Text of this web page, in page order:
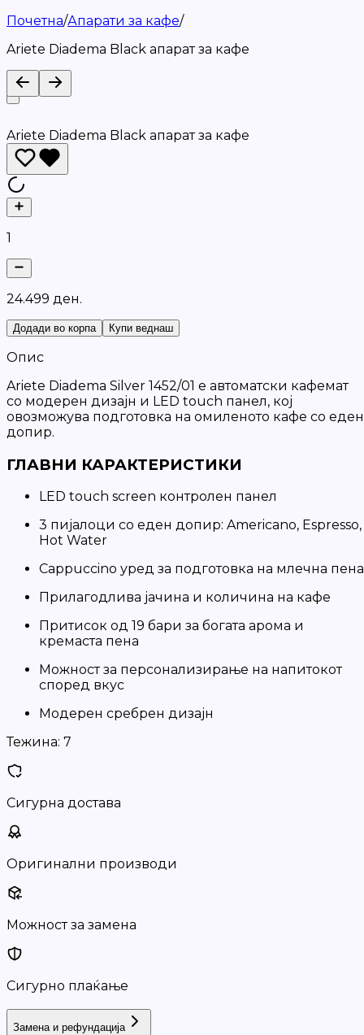
Почетна/Апарати за кафе/
Ariete Diadema Black апарат за кафе
Ariete Diadema Black апарат за кафе
1
24.499 ден.
Додади во корпа Купи веднаш
Опис
Ariete Diadema Silver 1452/01 е автоматски кафемат
со модерен дизајн и LED touch панел, кој
овозможува подготовка на омиленото кафе со еден
допир.
ГЛАВНИ КАРАКТЕРИСТИКИ
LED touch screen контролен панел
3 пијалоци со еден допир: Americano, Espresso,
Hot Water
Cappuccino уред за подготовка на млечна пена
Прилагодлива јачина и количина на кафе
Притисок од 19 бари за богата арома и
кремаста пена
Можност за персонализирање на напитокот
според вкус
Модерен сребрен дизајн
Тежина: 7
Сигурна достава
Оригинални производи
Можност за замена
Сигурно плаќање
Замена и рефундација